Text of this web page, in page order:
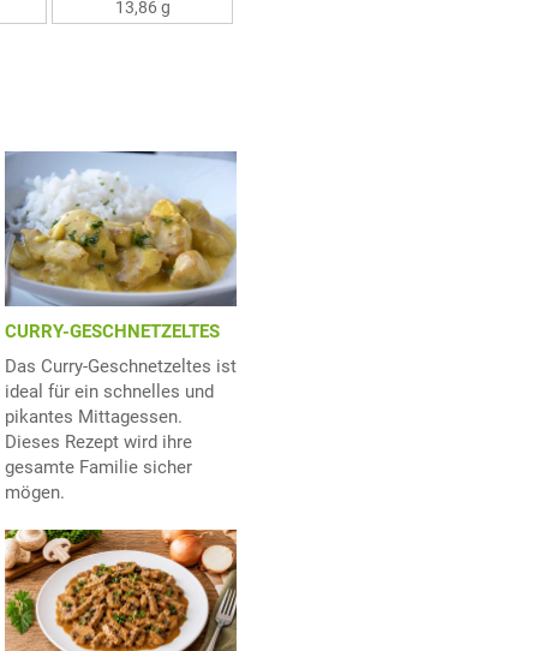
13,86 g
CURRY-GESCHNETZELTES
Das Curry-Geschnetzeltes ist
ideal für ein schnelles und
pikantes Mittagessen.
Dieses Rezept wird ihre
gesamte Familie sicher
mögen.